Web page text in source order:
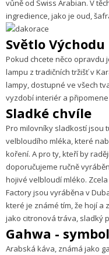
vůně od Swiss Arabian. V
ingredience, jako je oud,
Světlo Východu
Pokud chcete něco opravdu
lampu z tradičních tržišť v
lampy, dostupné ve všech
vyzdobí interiér a
Sladké chvíle
Pro milovníky sladkostí jsou
velbloudího mléka, které
koření. A pro ty, kteří by
doporučujeme ručně
hojivé velbloudí mléko.
Factory jsou vyráběna v
které je známé tím, že hojí a
jako citronová tráva, sladký
Gahwa -
Arabská káva, známá jako